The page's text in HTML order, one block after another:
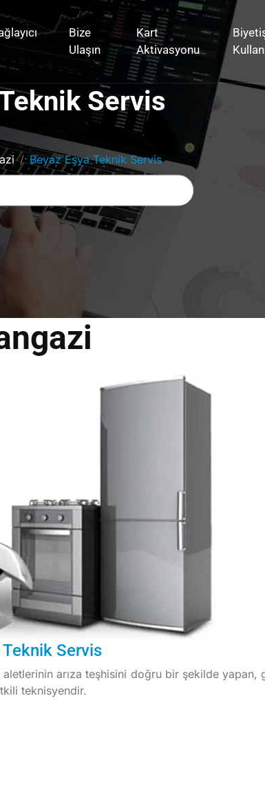
Bize
Ulaşın
Kart
Aktivasyonu
Servis
Beyaz Eşya Teknik Servis
Servis
aletlerinin arıza teşhisini doğru bir şekilde
teknisyendir.